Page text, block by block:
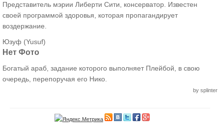
Представитель мэрии Либерти Сити, консерватор. Известен
своей программой здоровья, которая пропагандирует
воздержание.
Юзуф (Yusuf)
Нет Фото
Богатый араб, задание которого выполняет Плейбой, в свою
очередь, перепоручая его Нико.
by splinter